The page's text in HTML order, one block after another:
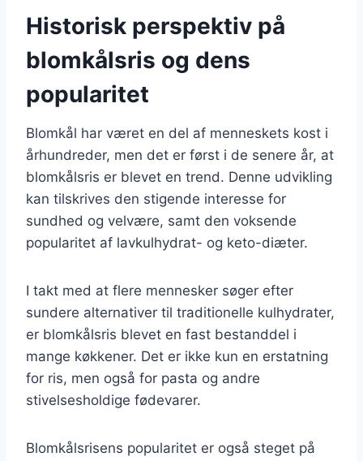
Historisk perspektiv på
blomkålsris og dens
popularitet
Blomkål har været en del af menneskets kost i
århundreder, men det er først i de senere år, at
blomkålsris er blevet en trend. Denne udvikling
kan tilskrives den stigende interesse for
sundhed og velvære, samt den voksende
popularitet af lavkulhydrat- og keto-diæter.
I takt med at flere mennesker søger efter
sundere alternativer til traditionelle kulhydrater,
er blomkålsris blevet en fast bestanddel i
mange køkkener. Det er ikke kun en erstatning
for ris, men også for pasta og andre
stivelsesholdige fødevarer.
Blomkålsrisens popularitet er også steget på